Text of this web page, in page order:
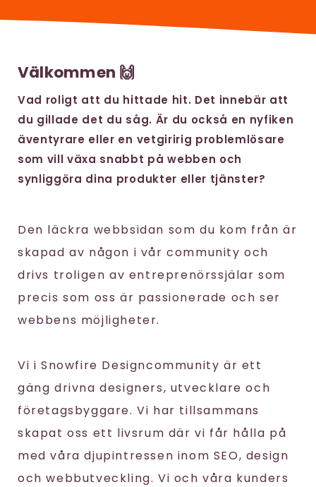
Välkommen 🙌
Vad roligt att du hittade hit. Det innebär att
du gillade det du såg. Är du också en nyfiken
äventyrare eller en vetgiririg problemlösare
som vill växa snabbt på webben och
synliggöra dina produkter eller tjänster?
Den läckra webbsidan som du kom från är
skapad av någon i vår community och
drivs troligen av entreprenörssjälar som
precis som oss är passionerade och ser
webbens möjligheter.
Vi i Snowfire Designcommunity är ett
gäng drivna designers, utvecklare och
företagsbyggare. Vi har tillsammans
skapat oss ett livsrum där vi får hålla på
med våra djupintressen inom SEO, design
och webbutveckling. Vi och våra kunders